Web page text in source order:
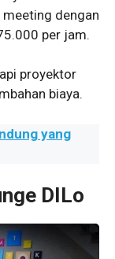
dengan
per jam.
proyektor
biaya.
yang
DILo